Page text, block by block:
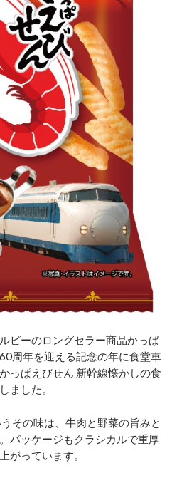
ビーのロングセラー商品かっぱ
周年を迎える記念の年に食堂車
っぱえびせん 新幹線懐かしの食
ました。
その味は、牛肉と野菜の旨みと
パッケージもクラシカルで重厚
がっています。